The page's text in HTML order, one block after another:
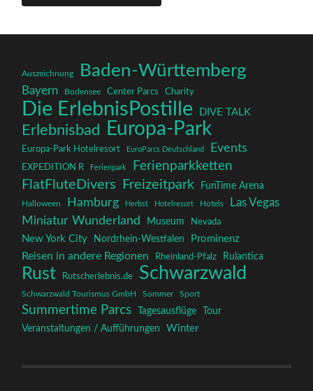
Auszeichnung Baden-Württemberg
Bayern Bodensee Center Parcs Charity
Die ErlebnisPostille DIVE TALK
Erlebnisbad Europa-Park
Europa-Park Hotelresort EuroParcs Deutschland Events
EXPEDITION R Ferienpark Ferienparkketten
FlatFluteDivers Freizeitpark FunTime Arena
Halloween Hamburg Herbst Hotelresort Hotels
Las Vegas
Miniatur Wunderland
Museum Nevada
New York City Nordrhein-Westfalen Prominenz
Reisen in andere Regionen Rheinland-Pfalz Rulantica
Rust Rutscherlebnis.de Schwarzwald
Schwarzwald Tourismus GmbH Sommer Sport
Summertime Parcs Tagesausflüge
Tour
Veranstaltungen / Aufführungen
Winter